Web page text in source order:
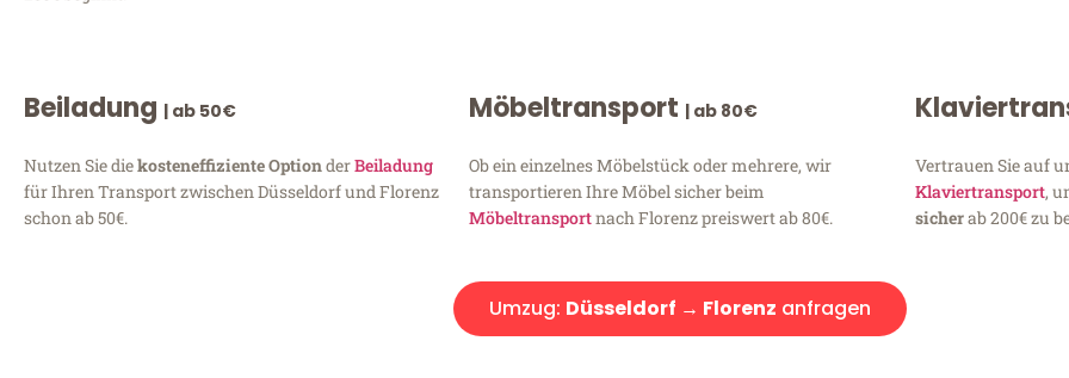
Beiladung | ab 50€
Nutzen Sie diekosteneffiziente OptionderBeiladung
für Ihren Transport zwischen Düsseldorf und Florenz
schon ab 50€.
Möbeltransport | ab 80€
Ob ein einzelnes Möbelstück oder mehrere, wir
transportieren Ihre Möbel sicher beim
Möbeltransportnach Florenz preiswert ab 80€.
Vertrauen Sie auf
Klaviertransport,
sicherab 200€ zu
Umzug: Düsseldorf → Florenz anfragen